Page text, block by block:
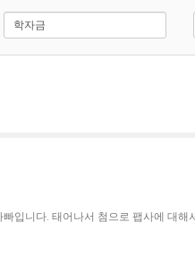
입니다. 태어나서 첨으로 팹사에 대해